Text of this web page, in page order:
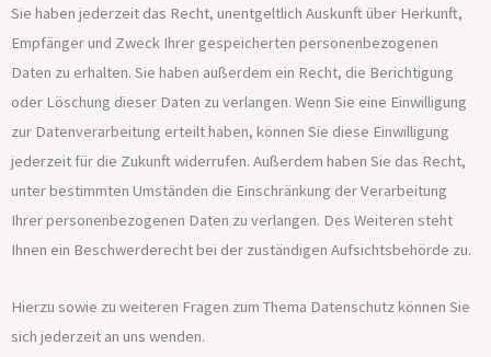
Sie haben jederzeit das Recht, unentgeltlich Auskunft über Herkunft,
Empfänger und Zweck Ihrer gespeicherten personenbezogenen
Daten zu erhalten. Sie haben außerdem ein Recht, die Berichtigung
oder Löschung dieser Daten zu verlangen. Wenn Sie eine Einwilligung
zur Datenverarbeitung erteilt haben, können Sie diese Einwilligung
jederzeit für die Zukunft widerrufen. Außerdem haben Sie das Recht,
unter bestimmten Umständen die Einschränkung der Verarbeitung
Ihrer personenbezogenen Daten zu verlangen. Des Weiteren steht
Ihnen ein Beschwerderecht bei der zuständigen Aufsichtsbehörde zu.
Hierzu sowie zu weiteren Fragen zum Thema Datenschutz können Sie
sich jederzeit an uns wenden.